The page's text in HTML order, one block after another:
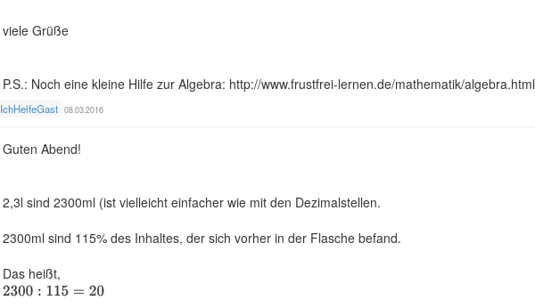
viele Grüße
P.S.: Noch eine kleine Hilfe zur Algebra: http://www.frustfrei-lernen.de/mathematik/algebra.html
IchHelfeGast 08.03.2016
Guten Abend!
2,3l sind 2300ml (ist vielleicht einfacher wie mit den Dezimalstellen.
2300ml sind 115% des Inhaltes, der sich vorher in der Flasche befand.
Das heißt,